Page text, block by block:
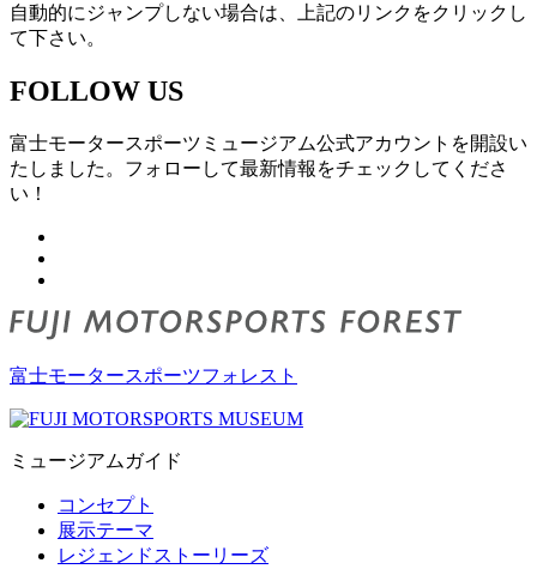
自動的にジャンプしない場合は、上記のリンクをクリックし
て下さい。
FOLLOW US
富士モータースポーツミュージアム公式アカウントを開設い
たしました。フォローして最新情報をチェックしてくださ
い！
富士モータースポーツフォレスト
ミュージアムガイド
コンセプト
展示テーマ
レジェンドストーリーズ